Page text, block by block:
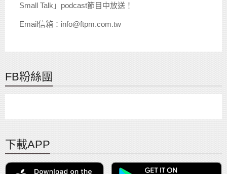
Small Talk」podcast節目中放送！
Email信箱：info@ftpm.com.tw
FB粉絲團
下載APP